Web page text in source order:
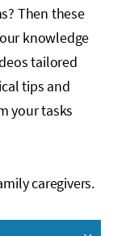
Then these
knowledge
tailored
tips and
your tasks
caregivers.